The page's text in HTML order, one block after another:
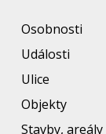
Osobnosti
Události
Ulice
Objekty
Stavby, areály